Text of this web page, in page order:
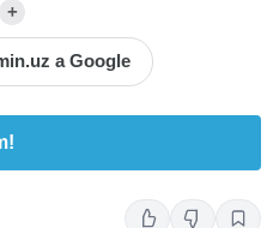
+
a Google